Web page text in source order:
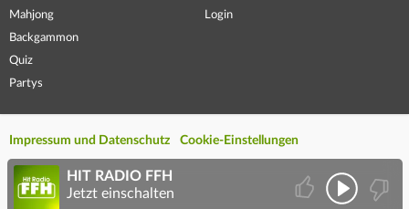
Mahjong
Backgammon
Quiz
Partys
Login
Impressum und Datenschutz Cookie-Einstellungen
HIT RADIO FFH
Jetzt einschalten